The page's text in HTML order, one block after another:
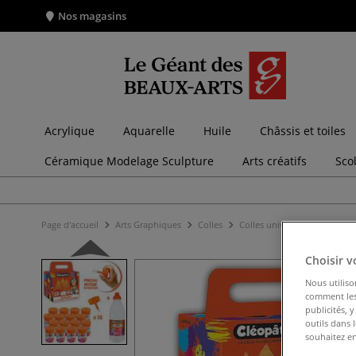
Nos magasins
Acrylique Aquarelle Huile
Châssis et toiles
Céramique Modelage Sculpture
Arts créatifs
Page d'accueil Arts Graphiques Colles Colles universelles
Choisir
Nous
comment
publicités, y
outils dans
souhaitez